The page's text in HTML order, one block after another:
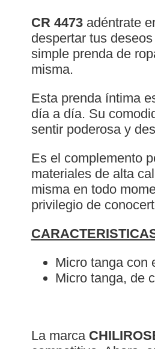
CR 4473 adéntrate
despertar tus
simple prenda de
misma.
Esta prenda íntima
día a día. Su
sentir poderosa y
Es el complemento
materiales de alta
misma en todo
privilegio de
Micro tanga con
Micro tanga, de
La marca